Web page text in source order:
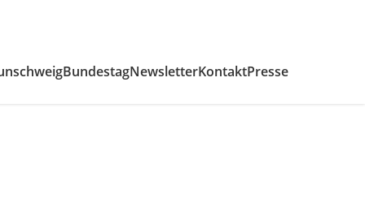
BundestagNewsletterKontaktPresse